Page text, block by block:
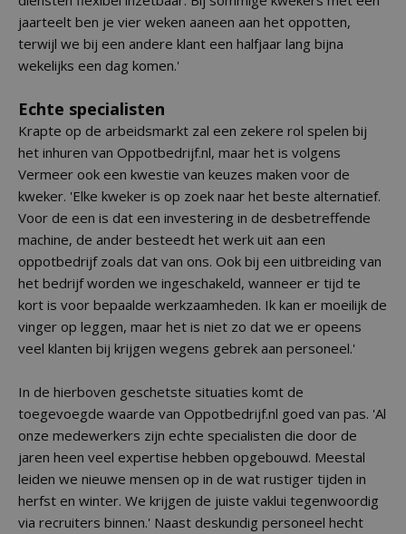
jaarteelt ben je vier weken aaneen aan het oppotten,
terwijl we bij een andere klant een halfjaar lang bijna
wekelijks een dag komen.'
Echte specialisten
Krapte op de arbeidsmarkt zal een zekere rol spelen bij
het inhuren van Oppotbedrijf.nl, maar het is volgens
Vermeer ook een kwestie van keuzes maken voor de
kweker. 'Elke kweker is op zoek naar het beste alternatief.
Voor de een is dat een investering in de desbetreffende
machine, de ander besteedt het werk uit aan een
oppotbedrijf zoals dat van ons. Ook bij een uitbreiding van
het bedrijf worden we ingeschakeld, wanneer er tijd te
kort is voor bepaalde werkzaamheden. Ik kan er moeilijk de
vinger op leggen, maar het is niet zo dat we er opeens
veel klanten bij krijgen wegens gebrek aan personeel.'
In de hierboven geschetste situaties komt de
toegevoegde waarde van Oppotbedrijf.nl goed van pas. 'Al
onze medewerkers zijn echte specialisten die door de
jaren heen veel expertise hebben opgebouwd. Meestal
leiden we nieuwe mensen op in de wat rustiger tijden in
herfst en winter. We krijgen de juiste vaklui tegenwoordig
via recruiters binnen.' Naast deskundig personeel hecht